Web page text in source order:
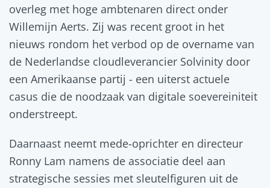
overleg met hoge ambtenaren direct onder
Willemijn Aerts. Zij was recent groot in het
nieuws rondom het verbod op de overname van
de Nederlandse cloudleverancier Solvinity door
een Amerikaanse partij - een uiterst actuele
casus die de noodzaak van digitale soevereiniteit
onderstreept.
Daarnaast neemt mede-oprichter en directeur
Ronny Lam namens de associatie deel aan
strategische sessies met sleutelfiguren uit de